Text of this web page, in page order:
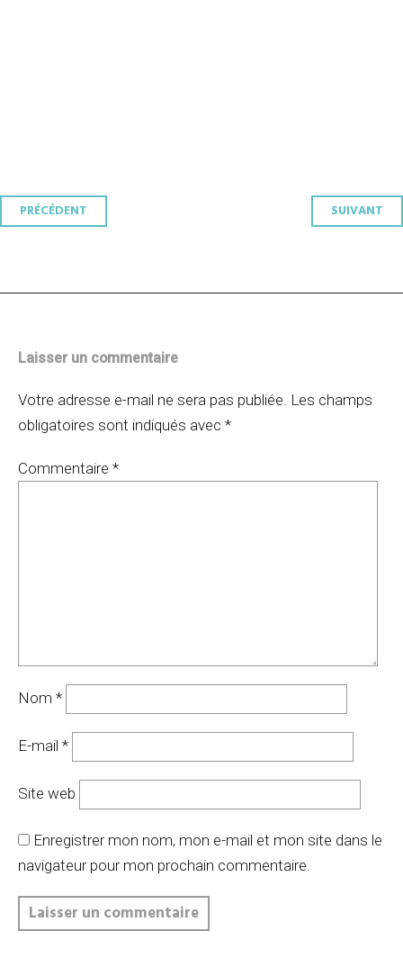
Navigation
PRÉCÉDENT SUIVANT
Laisser un commentaire
Votre adresse e-mail ne sera pas publiée. Les champs
obligatoires sont indiqués avec *
Commentaire *
Nom *
E-mail *
Site web
Enregistrer mon nom, mon e-mail et mon site dans le
navigateur pour mon prochain commentaire.